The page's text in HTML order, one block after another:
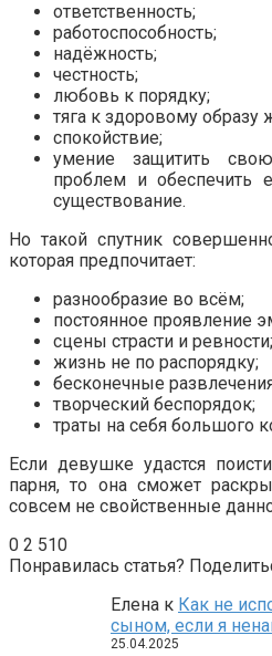
ответственность;
работоспособность;
надёжность;
честность;
любовь к порядку;
тяга к здоровому образу
спокойствие;
умение защитить
проблем и обеспечить
существование.
Но такой спутник
которая предпочитает:
разнообразие во всём;
постоянное проявление
сцены страсти и ревности;
жизнь не по распорядку;
бесконечные
творческий беспорядок;
траты на себя большого
Если девушке удастся
парня, то она сможет
совсем не свойственные
0 2 510
Понравилась статья?
Елена к Как не
сыном, если я
25.04.2025